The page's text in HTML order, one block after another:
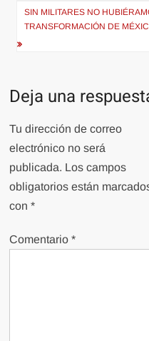
de
entradas
SIN MILITARES NO
TRANSFORMACIÓN DE
Deja una
Tu dirección de correo
electrónico no será
publicada. Los campos
obligatorios están
con*
Comentario*